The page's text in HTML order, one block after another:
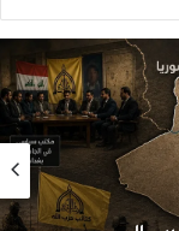
إلى